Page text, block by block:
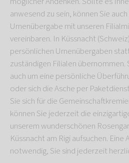
anwesend zu sein, können Sie
Urnenübergabe mit unseren
vereinbaren. In Küssnacht
persönlichen Urnenübergaben
zuständigen Filialen übernommen.
auch um eine persönliche
oder sich die Asche per
Sie sich für die
können Sie jederzeit die
unserem wunderschönen
Küssnacht am Rigi aufsuchen. Eine
notwendig, Sie sind jederzeit